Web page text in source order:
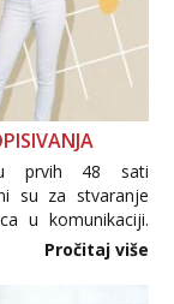
prvih 48 sati
su za stvaranje
u komunikaciji.
ili intimnih
zaslužila to
Pročitaj više